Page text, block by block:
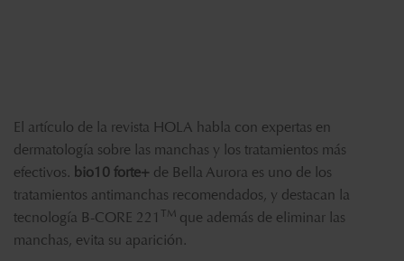
El artículo de la revista HOLA habla con expertas en
dermatología sobre las manchas y los tratamientos más
efectivos. bio10 forte+ de Bella Aurora es uno de los
tratamientos antimanchas recomendados, y destacan la
tecnología B-CORE 221 TM que además de eliminar las
manchas, evita su aparición.